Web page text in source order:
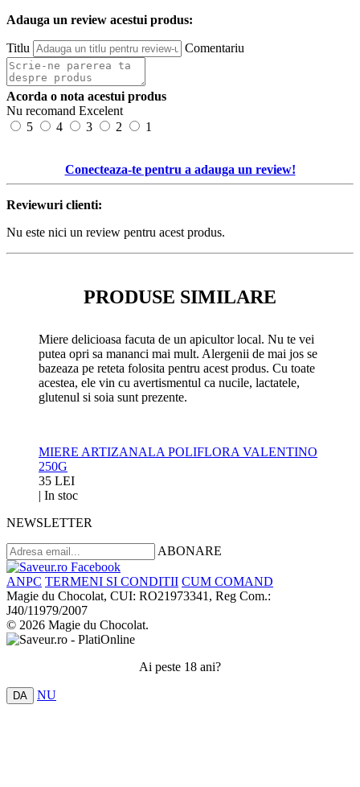
Adauga un review acestui produs:
Titlu Comentariu
Acorda o nota acestui produs
Nu recomand Excelent
5
4 3 2 1
Conecteaza-te pentru a adauga un review!
Reviewuri clienti:
Nu este nici un review pentru acest produs.
PRODUSE SIMILARE
Miere delicioasa facuta de un apicultor local. Nu te vei
putea opri sa mananci mai mult. Alergenii de mai jos se
bazeaza pe reteta folosita pentru acest produs. Cu toate
acestea, ele vin cu avertismentul ca nucile, lactatele,
glutenul si soia sunt prezente.
MIERE ARTIZANALA POLIFLORA VALENTINO
250G
35 LEI
| In stoc
NEWSLETTER
ABONARE
ANPC TERMENI SI CONDITII CUM COMAND
Magie du Chocolat, CUI: RO21973341, Reg Com.:
J40/11979/2007
© 2026 Magie du Chocolat.
Ai peste 18 ani?
DA NU